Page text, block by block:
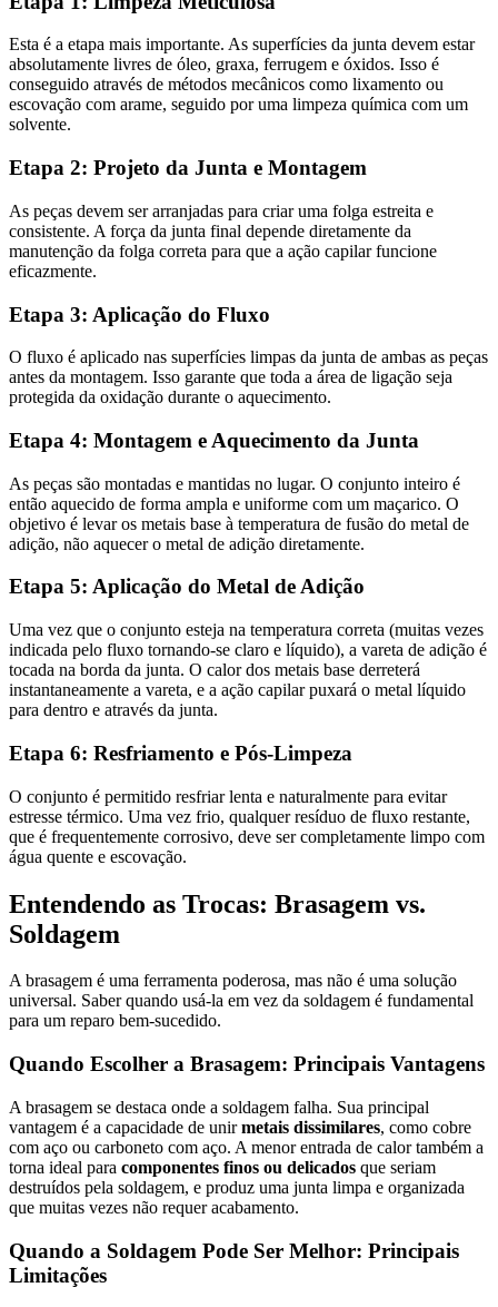
Esta é a etapa mais importante. As superfícies da junta devem estar
absolutamente livres de óleo, graxa, ferrugem e óxidos. Isso é
conseguido através de métodos mecânicos como lixamento ou
escovação com arame, seguido por uma limpeza química com um
solvente.
Etapa 2: Projeto da Junta e Montagem
As peças devem ser arranjadas para criar uma folga estreita e
consistente. A força da junta final depende diretamente da
manutenção da folga correta para que a ação capilar funcione
eficazmente.
Etapa 3: Aplicação do Fluxo
O fluxo é aplicado nas superfícies limpas da junta de ambas as peças
antes da montagem. Isso garante que toda a área de ligação seja
protegida da oxidação durante o aquecimento.
Etapa 4: Montagem e Aquecimento da Junta
As peças são montadas e mantidas no lugar. O conjunto inteiro é
então aquecido de forma ampla e uniforme com um maçarico. O
objetivo é levar os metais base à temperatura de fusão do metal de
adição, não aquecer o metal de adição diretamente.
Etapa 5: Aplicação do Metal de Adição
Uma vez que o conjunto esteja na temperatura correta (muitas vezes
indicada pelo fluxo tornando-se claro e líquido), a vareta de adição é
tocada na borda da junta. O calor dos metais base derreterá
instantaneamente a vareta, e a ação capilar puxará o metal líquido
para dentro e através da junta.
Etapa 6: Resfriamento e Pós-Limpeza
O conjunto é permitido resfriar lenta e naturalmente para evitar
estresse térmico. Uma vez frio, qualquer resíduo de fluxo restante,
que é frequentemente corrosivo, deve ser completamente limpo com
água quente e escovação.
Entendendo as Trocas: Brasagem vs.
Soldagem
A brasagem é uma ferramenta poderosa, mas não é uma solução
universal. Saber quando usá-la em vez da soldagem é fundamental
para um reparo bem-sucedido.
Quando Escolher a Brasagem: Principais Vantagens
A brasagem se destaca onde a soldagem falha. Sua principal
vantagem é a capacidade de unirmetais dissimilares, como cobre
com aço ou carboneto com aço. A menor entrada de calor também a
torna ideal para componentes finos ou delicados que seriam
destruídos pela soldagem, e produz uma junta limpa e organizada
que muitas vezes não requer acabamento.
Quando a Soldagem Pode Ser Melhor: Principais
Limitações